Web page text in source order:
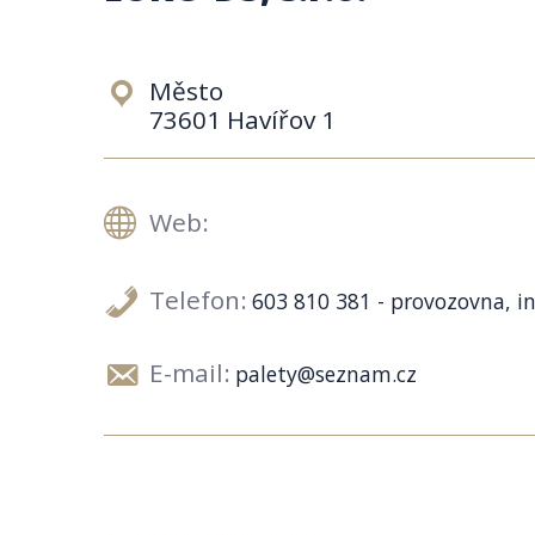
Město
73601 Havířov 1
Web:
Telefon: 603 810 381 - provozovna,
E-mail: palety@seznam.cz